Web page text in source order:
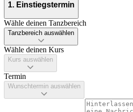
1. Einstiegstermin
Wähle deinen Tanzbereich
Tanzbereich auswählen
Wähle deinen Kurs
Kurs auswählen
Termin
Wunschtermin auswählen